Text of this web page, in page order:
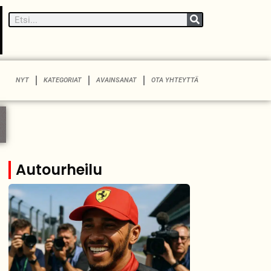
NYT KATEGORIAT AVAINSANAT OTA YHTEYTTÄ
Autourheilu